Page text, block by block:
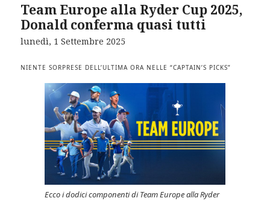
Team Europe alla Ryder Cup 2025,
Donald conferma quasi tutti
lunedì, 1 Settembre 2025
NIENTE SORPRESE DELL’ULTIMA ORA NELLE “CAPTAIN’S PICKS”
Ecco i dodici componenti di Team Europe alla Ryder